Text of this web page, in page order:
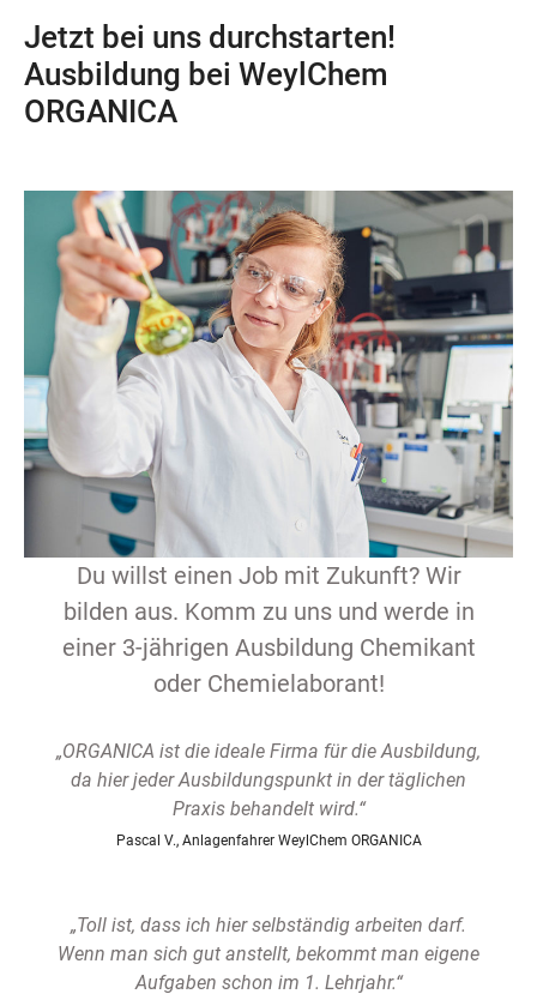
Jetzt bei uns durchstarten!
Ausbildung bei WeylChem
ORGANICA
Du willst einen Job mit Zukunft? Wir
bilden aus. Komm zu uns und werde in
einer 3-jährigen Ausbildung Chemikant
oder Chemielaborant!
„ORGANICA ist die ideale Firma für die Ausbildung,
da hier jeder Ausbildungspunkt in der täglichen
Praxis behandelt wird.“
Pascal V., Anlagenfahrer WeylChem ORGANICA
„Toll ist, dass ich hier selbständig arbeiten darf.
Wenn man sich gut anstellt, bekommt man eigene
Aufgaben schon im 1. Lehrjahr.“